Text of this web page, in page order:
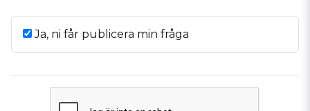
Ja, ni får publicera min fråga